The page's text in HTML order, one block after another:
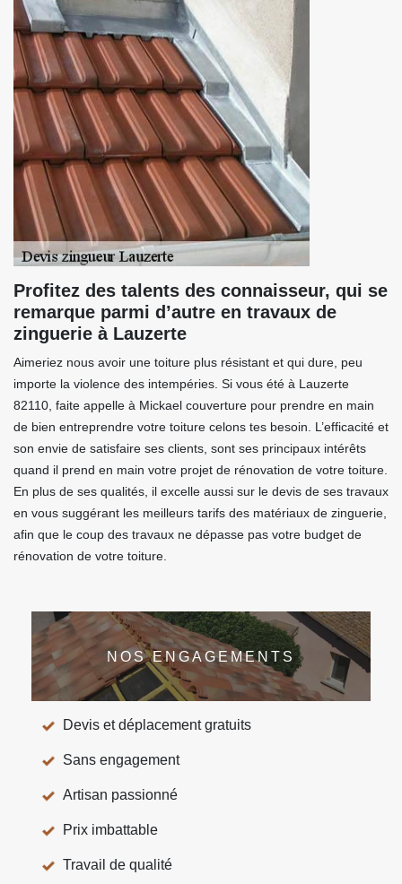
Profitez des talents des connaisseur, qui se
remarque parmi d’autre en travaux de
zinguerie à Lauzerte
Aimeriez nous avoir une toiture plus résistant et qui dure, peu
importe la violence des intempéries. Si vous été à Lauzerte
82110, faite appelle à Mickael couverture pour prendre en main
de bien entreprendre votre toiture celons tes besoin. L’efficacité et
son envie de satisfaire ses clients, sont ses principaux intérêts
quand il prend en main votre projet de rénovation de votre toiture.
En plus de ses qualités, il excelle aussi sur le devis de ses travaux
en vous suggérant les meilleurs tarifs des matériaux de zinguerie,
afin que le coup des travaux ne dépasse pas votre budget de
rénovation de votre toiture.
NOS ENGAGEMENTS
Devis et déplacement gratuits
Sans engagement
Artisan passionné
Prix imbattable
Travail de qualité